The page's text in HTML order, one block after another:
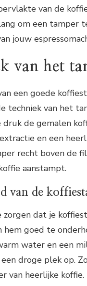
van de
om een tamper
jouw
van het
een goede
techniek van het
de gemalen
en een
recht boven de
aanstampt.
van de
zorgen dat je
hem goed te
water en een
droge plek op.
van heerlijke koffie.